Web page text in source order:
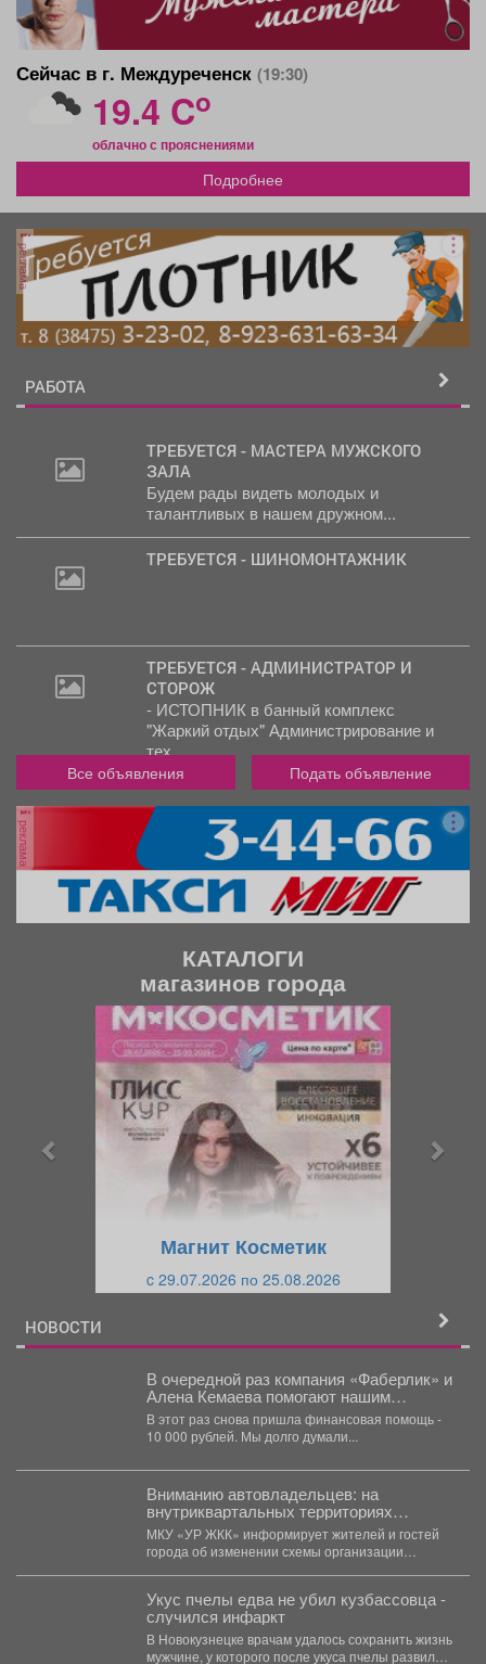
Сейчас в г. Междуреченск (19:30)
19.4 Co
облачно с прояснениями
Подробнее
реклама
РАБОТА
ТРЕБУЕТСЯ - МАСТЕРА МУЖСКОГО
ЗАЛА
Будем рады видеть молодых и
талантливых в нашем дружном...
ТРЕБУЕТСЯ - ШИНОМОНТАЖНИК
ТРЕБУЕТСЯ - АДМИНИСТРАТОР И
СТОРОЖ
- ИСТОПНИК в банный комплекс
"Жаркий отдых" Администрирование и
тех....
Все объявления Подать объявление
реклама
КАТАЛОГИ
магазинов города
Магнит Косметик
c 29.07.2026 по 25.08.2026
НОВОСТИ
В очередной раз компания «Фаберлик» и
Алена Кемаева помогают нашим
хвостикам!
В этот раз снова пришла финансовая помощь -
10 000 рублей. Мы долго думали...
Вниманию автовладельцев: на
внутриквартальных территориях
Междуреченского муниципального
округа вводятся ограничения стоянки.
МКУ «УР ЖКК» информирует жителей и гостей
города об изменении схемы организации
Укус пчелы едва не убил кузбассовца -
случился инфаркт
В Новокузнецке врачам удалось сохранить жизнь
мужчине, у которого после укуса пчелы развился